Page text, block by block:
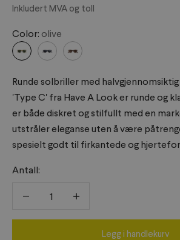
Inkludert MVA og toll
Color: olive
Runde solbriller med
'Type C' fra Have A Look er runde og
er både diskret og stilfullt med en
utstråler eleganse uten å være
spesielt godt til firkantede og
Antall:
Reduser antallReduser antall
Legg i handlekurv